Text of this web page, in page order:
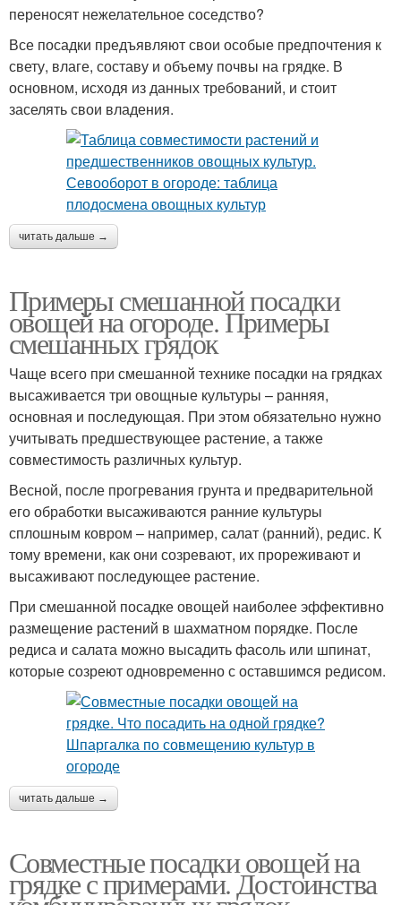
переносят нежелательное соседство?
Все посадки предъявляют свои особые предпочтения к
свету, влаге, составу и объему почвы на грядке. В
основном, исходя из данных требований, и стоит
заселять свои владения.
читать дальше →
Примеры смешанной посадки
овощей на огороде. Примеры
смешанных грядок
Чаще всего при смешанной технике посадки на грядках
высаживается три овощные культуры – ранняя,
основная и последующая. При этом обязательно нужно
учитывать предшествующее растение, а также
совместимость различных культур.
Весной, после прогревания грунта и предварительной
его обработки высаживаются ранние культуры
сплошным ковром – например, салат (ранний), редис. К
тому времени, как они созревают, их прореживают и
высаживают последующее растение.
При смешанной посадке овощей наиболее эффективно
размещение растений в шахматном порядке. После
редиса и салата можно высадить фасоль или шпинат,
которые созреют одновременно с оставшимся редисом.
читать дальше →
Совместные посадки овощей на
грядке с примерами. Достоинства